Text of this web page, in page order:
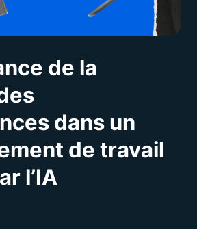
de la
dans un
de travail
l’IA